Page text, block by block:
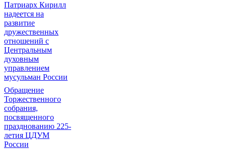
Патриарх Кирилл
надеется на
развитие
дружественных
отношений с
Центральным
духовным
управлением
мусульман России
Обращение
Торжественного
собрания,
посвященного
празднованию 225-
летия ЦДУМ
России